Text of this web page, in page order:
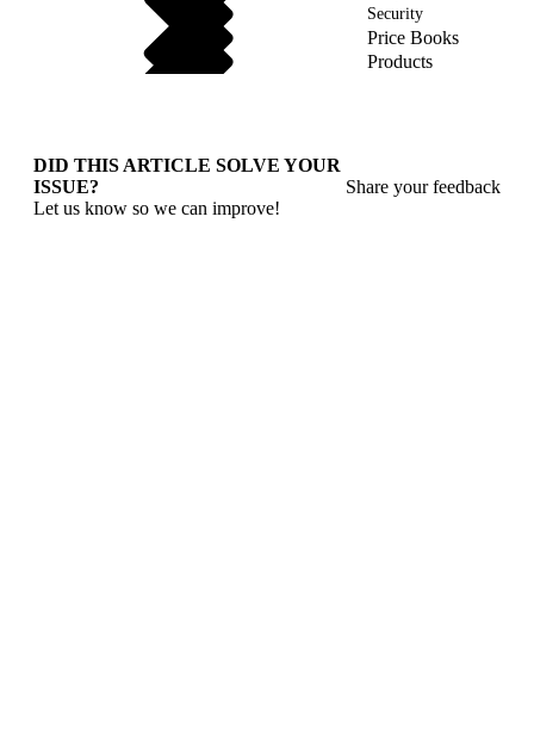
Security
Price Books
Products
DID THIS ARTICLE SOLVE YOUR
ISSUE?
Let us know so we can improve!
Share your feedback